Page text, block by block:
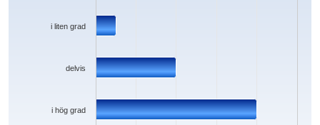
i hög grad
delvis
i liten grad